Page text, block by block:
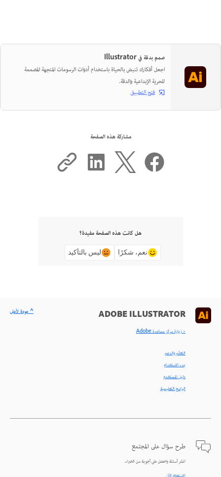
صمم بدقة في Illustrator
اجعل أفكارك تنبض بالحياة باستخدام أدوات الرسومات المتجهة المصممة
للحرية الإبداعية والدقة.
فتح التطبيق
مشاركة هذه الصفحة
هل كانت هذه الصفحة مفيدة؟
نعم، شكرًا ليس بالتأكيد
ADOBE ILLUSTRATOR
< زيارة مركز مساعدة Adobe
التعلّم والدعم
بدء الاستخدام
دليل المستخدم
البرامج التعليمية
طرح سؤال على المجتمع
انشر أسئلة واحصل على أجوبة من الخبراء.
^ عودة لأعلى